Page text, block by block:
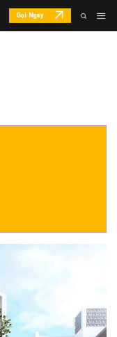
Gọi Ngay